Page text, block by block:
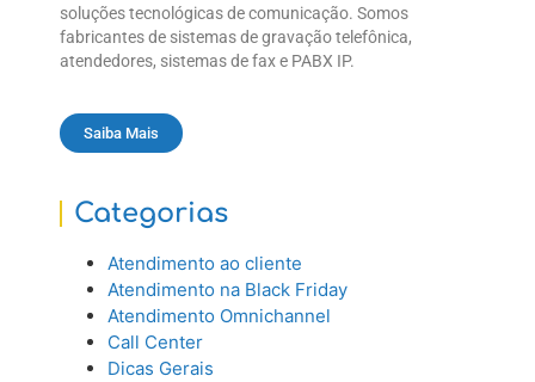
soluções tecnológicas de comunicação. Somos
fabricantes de sistemas de gravação telefônica,
atendedores, sistemas de fax e PABX IP.
Saiba Mais
Categorias
Atendimento ao cliente
Atendimento na Black Friday
Atendimento Omnichannel
Call Center
Dicas Gerais